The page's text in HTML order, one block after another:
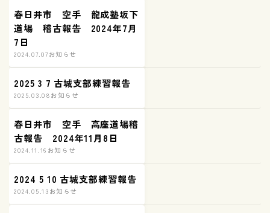
春日井市 空手 龍成塾坂下
道場 稽古報告 2024年7月
7日
2024.07.07お知らせ
2025 3 7 古城支部練習報告
2025.03.08お知らせ
春日井市 空手 高座道場稽
古報告 2024年11月8日
2024.11.16 お知らせ
2024 5 10 古城支部練習報告
2024.05.13お知らせ